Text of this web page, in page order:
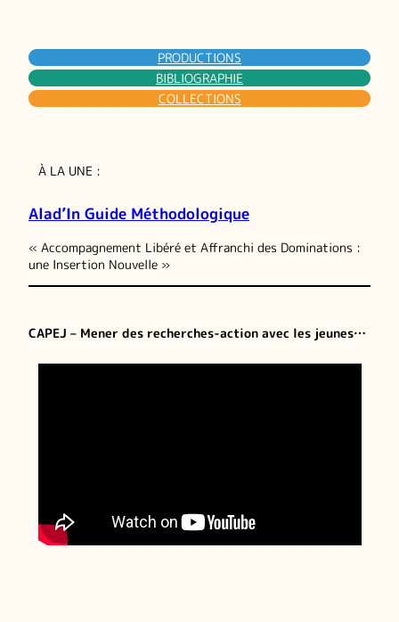
PRODUCTIONS
BIBLIOGRAPHIE
COLLECTIONS
À LA UNE :
Alad’In Guide Méthodologique
« Accompagnement Libéré et Affranchi des Dominations :
une Insertion Nouvelle »
CAPEJ – Mener des recherches-action avec les jeunes…